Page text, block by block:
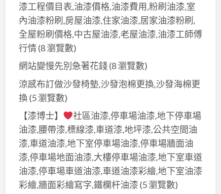
漆工程價目表,油漆價格,油漆費用,粉刷油漆,室
內油漆粉刷,房屋油漆,住家油漆,居家油漆粉刷,
全屋粉刷價格,中古屋油漆,老屋油漆,油漆工師傅
行情(8 瀏覽數)
網站變慢先別急著花錢(8 瀏覽數)
涼感布訂做沙發椅墊,沙發泡棉更換,沙發海棉更
換(5 瀏覽數)
【漆博士】
社區油漆,停車場油漆,地下停車場
油漆,腰帶漆,標線漆,車道漆,地坪漆,公共空間油
漆,車道油漆,地下室停車場油漆,停車場牆面油
漆,停車場地面油漆,大樓停車場油漆,地下室車道
油漆,停車場車道油漆,車道油漆彩繪,地下室油漆
彩繪,牆面彩繪寫字,鐵欄杆油漆(5 瀏覽數)